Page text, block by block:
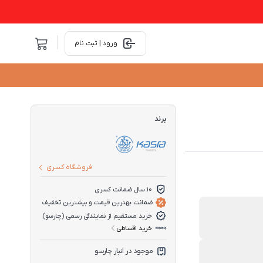
ورود | ثبت نام
برند
فروشگاه کسری
10 سال ضمانت کسری
ضمانت بهترین قیمت و بیشترین تخفیف
خرید مستقیم از نمایندگی رسمی (چارسو)
خرید اقساطی
موجود در انبار چارسو